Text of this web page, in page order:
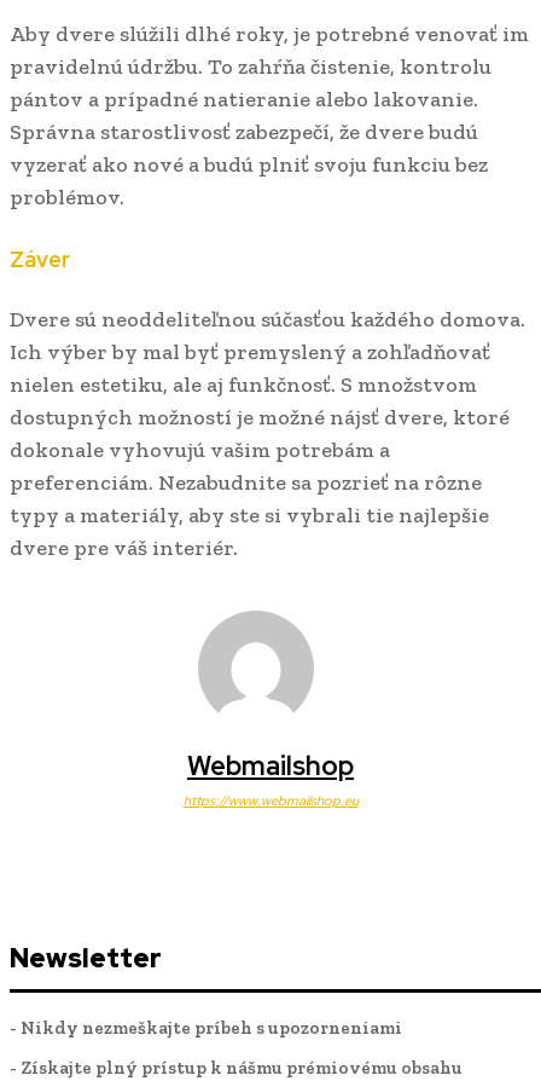
Aby dvere slúžili dlhé roky, je potrebné venovať im
pravidelnú údržbu. To zahŕňa čistenie, kontrolu
pántov a prípadné natieranie alebo lakovanie.
Správna starostlivosť zabezpečí, že dvere budú
vyzerať ako nové a budú plniť svoju funkciu bez
problémov.
Záver
Dvere sú neoddeliteľnou súčasťou každého domova.
Ich výber by mal byť premyslený a zohľadňovať
nielen estetiku, ale aj funkčnosť. S množstvom
dostupných možností je možné nájsť dvere, ktoré
dokonale vyhovujú vašim potrebám a
preferenciám. Nezabudnite sa pozrieť na rôzne
typy a materiály, aby ste si vybrali tie najlepšie
dvere pre váš interiér.
Webmailshop
https://www.webmailshop.eu
Newsletter
- Nikdy nezmeškajte príbeh s upozorneniami
- Získajte plný prístup k nášmu prémiovému obsahu